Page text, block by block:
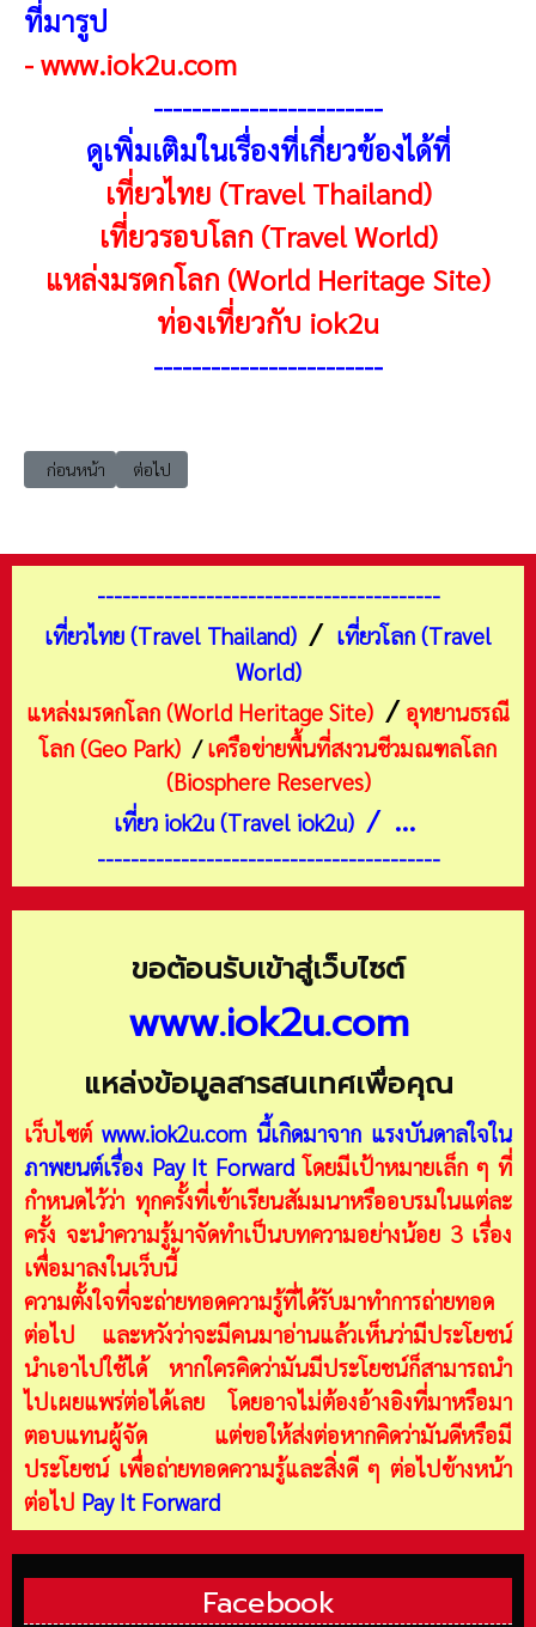
ที่มารูป
-www.iok2u.com
------------------------
ดูเพิ่มเติมในเรื่องที่เกี่ยวข้องได้ที่
เที่ยวไทย (Travel Thailand)
เที่ยวรอบโลก (Travel World)
แหล่งมรดกโลก (World Heritage Site)
ท่องเที่ยวกับ iok2u
------------------------
เนื้อหาก่อนหน้า: iok2u_travel ข้อมูลการเรียนรู้ท่องโลกของน้องเรนจาก
ก่อนหน้า เนื้อหาถัดไป: 20260726 เที่ยวจีน เสฉวน เฉิงตู เสฉวนตะวัน
ต่อไป
-----------------------------------------
เที่ยวไทย (Travel Thailand) / เที่ยวโลก (Travel
World)
แหล่งมรดกโลก (World Heritage Site) /อุทยานธรณี
โลก (Geo Park) /เครือข่ายพื้นที่สงวนชีวมณฑลโลก
(Biosphere Reserves)
เที่ยว iok2u (Travel iok2u) / ...
-----------------------------------------
ขอต้อนรับเข้าสู่เว็บไซต์
www.iok2u.com
แหล่งข้อมูลสารสนเทศเพื่อคุณ
เว็บไซต์ www.iok2u.com นี้เกิดมาจาก แรงบันดาลใจใน
ภาพยนต์เรื่อง Pay It Forward โดยมีเป้าหมายเล็ก ๆ ที่
กำหนดไว้ว่า ทุกครั้งที่เข้าเรียนสัมมนาหรืออบรมในแต่ละ
ครั้ง จะนำความรู้มาจัดทำเป็นบทความอย่างน้อย 3 เรื่อง
เพื่อมาลงในเว็บนี้
ความตั้งใจที่จะถ่ายทอดความรู้ที่ได้รับมาทำการถ่ายทอด
ต่อไป และหวังว่าจะมีคนมาอ่านแล้วเห็นว่ามีประโยชน์
นำเอาไปใช้ได้ หากใครคิดว่ามันมีประโยชน์ก็สามารถนำ
ไปเผยแพร่ต่อได้เลย โดยอาจไม่ต้องอ้างอิงที่มาหรือมา
ตอบแทนผู้จัด แต่ขอให้ส่งต่อหากคิดว่ามันดีหรือมี
ประโยชน์ เพื่อถ่ายทอดความรู้และสิ่งดี ๆ ต่อไปข้างหน้า
ต่อไป Pay It Forward
Facebook